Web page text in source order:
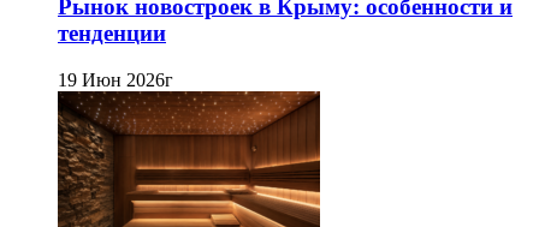
Рынок новостроек в Крыму: особенности и
тенденции
19 Июн 2026г